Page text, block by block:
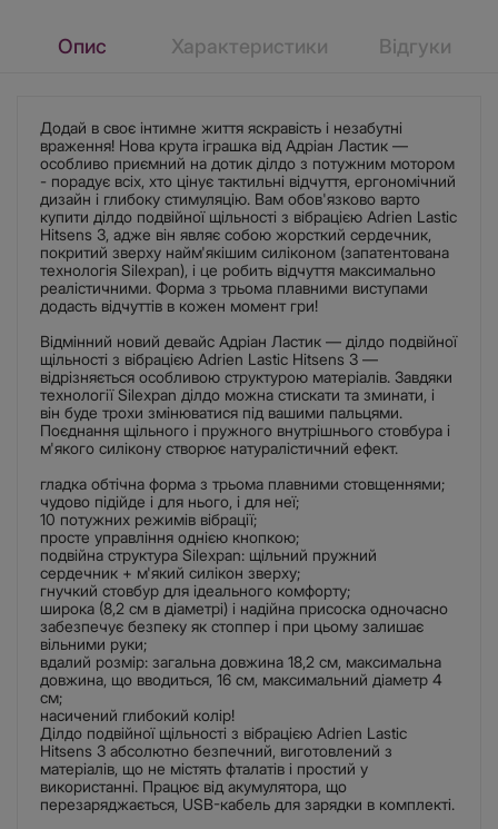
Опис Характеристики Відгуки
Додай в своє інтимне життя яскравість і незабутні
враження! Нова крута іграшка від Адріан Ластик —
особливо приємний на дотик ділдо з потужним мотором
- порадує всіх, хто цінує тактильні відчуття, ергономічний
дизайн і глибоку стимуляцію. Вам обов'язково варто
купити ділдо подвійної щільності з вібрацією Adrien Lastic
Hitsens 3, адже він являє собою жорсткий сердечник,
покритий зверху найм'якішим силіконом (запатентована
технологія Silexpan), і це робить відчуття максимально
реалістичними. Форма з трьома плавними виступами
додасть відчуттів в кожен момент гри!
Відмінний новий девайс Адріан Ластик — ділдо подвійної
щільності з вібрацією Adrien Lastic Hitsens 3 —
відрізняється особливою структурою матеріалів. Завдяки
технології Silexpan ділдо можна стискати та зминати, і
він буде трохи змінюватися під вашими пальцями.
Поєднання щільного і пружного внутрішнього стовбура і
м'якого силікону створює натуралістичний ефект.
гладка обтічна форма з трьома плавними стовщеннями;
чудово підійде і для нього, і для неї;
10 потужних режимів вібрації;
просте управління однією кнопкою;
подвійна структура Silexpan: щільний пружний
сердечник + м'який силікон зверху;
гнучкий стовбур для ідеального комфорту;
широка (8,2 см в діаметрі) і надійна присоска одночасно
забезпечує безпеку як стоппер і при цьому залишає
вільними руки;
вдалий розмір: загальна довжина 18,2 см, максимальна
довжина, що вводиться, 16 см, максимальний діаметр 4
см;
насичений глибокий колір!
Ділдо подвійної щільності з вібрацією Adrien Lastic
Hitsens 3 абсолютно безпечний, виготовлений з
матеріалів, що не містять фталатів і простий у
використанні. Працює від акумулятора, що
перезаряджається, USB-кабель для зарядки в комплекті.